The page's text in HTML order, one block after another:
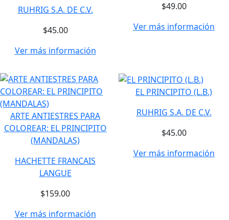
RUHRIG S.A. DE C.V.
$45.00
Ver más información
$49.00
Ver más información
ARTE ANTIESTRES PARA
COLOREAR: EL PRINCIPITO
(MANDALAS)
HACHETTE FRANCAIS
LANGUE
$159.00
Ver más información
EL PRINCIPITO (L.B.)
RUHRIG S.A. DE C.V.
$45.00
Ver más información